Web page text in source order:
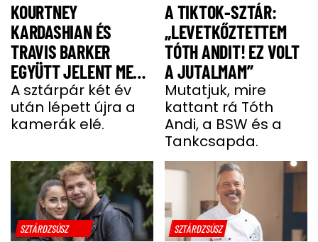
KOURTNEY
KARDASHIAN ÉS
TRAVIS BARKER
EGYÜTT JELENT MEG
A VÖRÖS SZŐNYEGEN
A sztárpár két év
után lépett újra a
kamerák elé.
A TIKTOK-SZTÁR:
„LEVETKŐZTETTEM
TÓTH ANDIT! EZ VOLT
A JUTALMAM”
Mutatjuk, mire
kattant rá Tóth
Andi, a BSW és a
Tankcsapda.
SZTÁRDZSÚSZ SZTÁRDZSÚSZ